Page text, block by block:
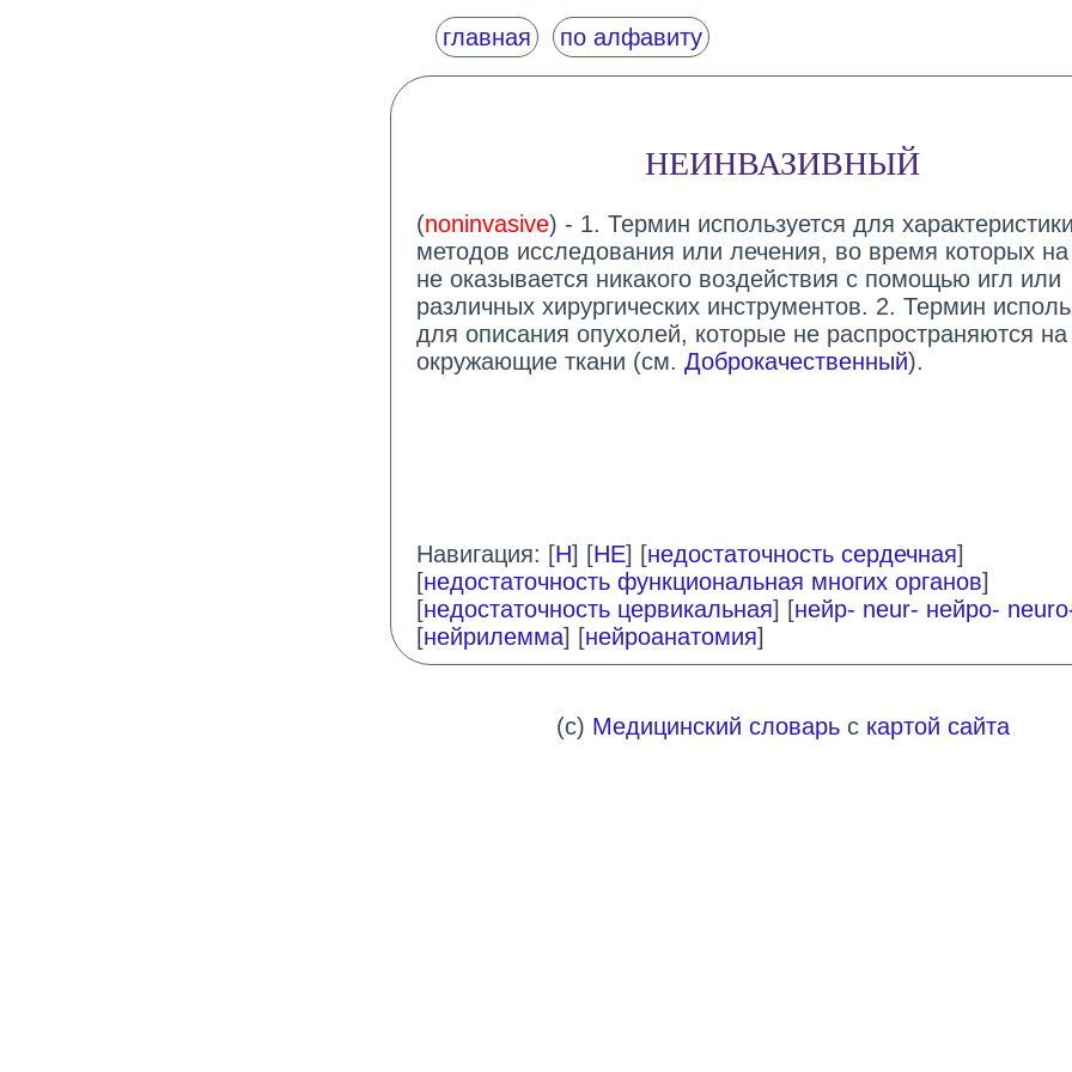
главная по алфавиту
НЕИНВАЗИВНЫЙ
(noninvasive) - 1. Термин используется для
методов исследования или лечения, во время которых
не оказывается никакого воздействия с помощью игл или
различных хирургических инструментов. 2. Термин
для описания опухолей, которые не распространяются на
окружающие ткани (см. Доброкачественный).
Навигация: [Н] [НЕ] [недостаточность сердечная]
[недостаточность функциональная многих органов]
[недостаточность цервикальная] [нейр- neur- нейро-
[нейрилемма] [нейроанатомия]
(c) Медицинский словарьс картой сайта